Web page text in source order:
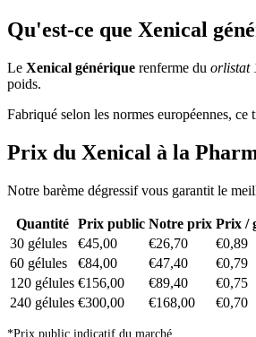
Qu'est-ce que Xenical
Le Xenical générique renferme du orlistat
poids.
Fabriqué selon les normes européennes,
Prix du Xenical à la
Notre barème dégressif vous garantit le
Quantité Prix public Notre prix Prix /
30 gélules
€45,00 €26,70 €0,89
60 gélules
€84,00 €47,40 €0,79
120 gélules €156,00 €89,40 €0,75
240 gélules €300,00 €168,00 €0,70
*Prix public indicatif du marché.